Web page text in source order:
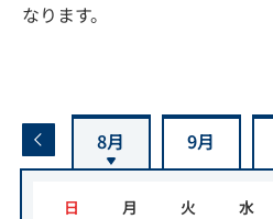
なります。
7月 8月 9月
日 月 火 水